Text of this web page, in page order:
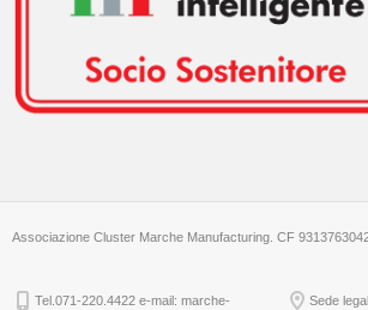
Associazione Cluster Marche Manufacturing. CF
Tel.071-220.4422 e-mail: marche- Sede